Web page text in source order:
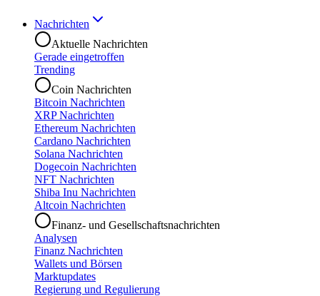
Nachrichten
Aktuelle Nachrichten
Gerade eingetroffen
Trending
Coin Nachrichten
Bitcoin Nachrichten
XRP Nachrichten
Ethereum Nachrichten
Cardano Nachrichten
Solana Nachrichten
Dogecoin Nachrichten
NFT Nachrichten
Shiba Inu Nachrichten
Altcoin Nachrichten
Finanz- und Gesellschaftsnachrichten
Analysen
Finanz Nachrichten
Wallets und Börsen
Marktupdates
Regierung und Regulierung